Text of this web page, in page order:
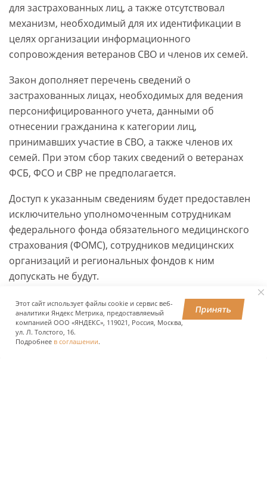
для застрахованных лиц, а также отсутствовал
механизм, необходимый для их идентификации в
целях организации информационного
сопровождения ветеранов СВО и членов их семей.
Закон дополняет перечень сведений о
застрахованных лицах, необходимых для ведения
персонифицированного учета, данными об
отнесении гражданина к категории лиц,
принимавших участие в СВО, а также членов их
семей. При этом сбор таких сведений о ветеранах
ФСБ, ФСО и СВР не предполагается.
Доступ к указанным сведениям будет предоставлен
исключительно уполномоченным сотрудникам
федерального фонда обязательного медицинского
страхования (ФОМС), сотрудников медицинских
организаций и региональных фондов к ним
допускать не будут.
ПОДЕЛИТЬСЯ
Этот сайт использует файлы cookie и сервис веб-
аналитики Яндекс Метрика, предоставляемый
компанией ООО «ЯНДЕКС», 119021, Россия, Москва,
ул. Л. Толстого, 16.
Подробнее в соглашении.
Принять